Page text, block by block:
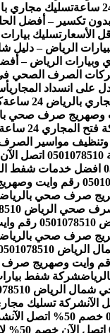
تسليك مجاري
تكسير – أفضل
الأسعارتسليك
الرياض – دليل
وبيارات الرياض –
الصرف الصحي
على انسداد المجاري
24 ساعة
24 ساعة
مواسير
رقم وايت وصهريج صرف صحي بالرياض
وصهريج صرف صحي بالرياض
شركة شفط بيارات شرق الرياض
وايت شفط بيارات بالرياض
شركة تسليك مجاري في النخيل
شركة